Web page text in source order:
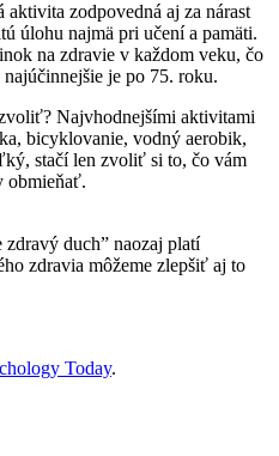
zodpovedná aj za nárast
úlohu najmä pri učení a pamäti.
na zdravie v každom veku, čo
je po 75. roku.
Najvhodnejšími aktivitami
bicyklovanie, vodný aerobik,
stačí len zvoliť si to, čo vám
obmieňať.
zdravý duch” naozaj platí
zdravia môžeme zlepšiť aj to
Today.